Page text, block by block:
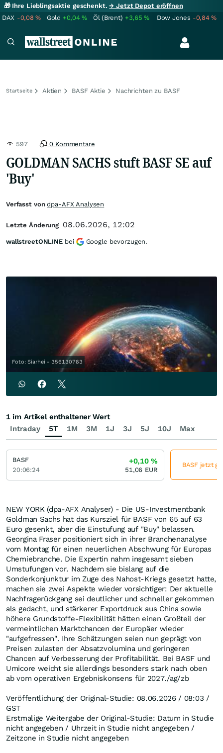
🎁 Ihre Lieblingsaktie geschenkt.→ Jetzt Depot eröffnen
DAX -0,08% Gold +0,04% Öl (Brent) +3,65% Dow Jones -0,84%
Startseite Aktien BASF Aktie Nachrichten zu BASF
597 0 Kommentare
GOLDMAN SACHS stuft BASF SE auf
'Buy'
Foto: Siarhei - 356130783
NEW YORK (dpa-AFX Analyser) - Die US-Investmentbank
Goldman Sachs hat das Kursziel für BASF von 65 auf 63
Euro gesenkt, aber die Einstufung auf "Buy" belassen.
Georgina Fraser positioniert sich in ihrer Branchenanalyse
vom Montag für einen neuerlichen Abschwung für Europas
Chemiebranche. Die Expertin nahm insgesamt sieben
Umstufungen vor. Nachdem sie bislang auf die
Sonderkonjunktur im Zuge des Nahost-Kriegs gesetzt hatte,
machen sie zwei Aspekte wieder vorsichtiger: Der aktuelle
Nachfragerückgang sei deutlicher und schneller gekommen
als gedacht, und stärkerer Exportdruck aus China sowie
höhere Grundstoffe-Flexibilität hätten einen Großteil der
vermeintlichen Marktchancen der Europäer wieder
"aufgefressen". Ihre Schätzungen seien nun geprägt von
Preisen zulasten der Absatzvolumina und geringeren
Chancen auf Verbesserung der Profitabilität. Bei BASF und
Umicore weicht sie allerdings besonders stark nach oben
ab vom operativen Ergebniskonsens für 2027./ag/zb
Veröffentlichung der Original-Studie: 08.06.2026 / 08:03 /
GST
Erstmalige Weitergabe der Original-Studie: Datum in Studie
nicht angegeben / Uhrzeit in Studie nicht angegeben /
Zeitzone in Studie nicht angegeben
Verfasst vondpa-AFX Analysen
Letzte Änderung 08.06.2026, 12:02
wallstreetONLINE bei Google bevorzugen.
Intraday 5T 1M 3M 1J 3J 5J 10J Max
1 im Artikel enthaltener Wert
BASF
20:06:24
+0,10%
51,06 EUR
BASF jetzt